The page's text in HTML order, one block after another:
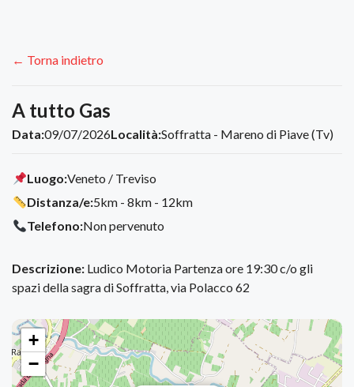
← Torna indietro
A tutto Gas
Data:09/07/2026Località:Soffratta - Mareno di Piave (Tv)
Luogo:Veneto / Treviso
Distanza/e:5km - 8km - 12km
Telefono:Non pervenuto
Descrizione: Ludico Motoria Partenza ore 19:30 c/o gli
spazi della sagra di Soffratta, via Polacco 62
+
−